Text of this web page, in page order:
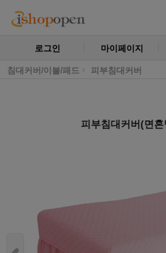
로그인 마이페이지
침대커버/이불/패드 피부침대커버
피부침대커버(면